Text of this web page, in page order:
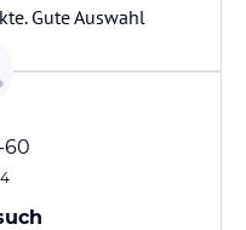
Gute Auswahl
60